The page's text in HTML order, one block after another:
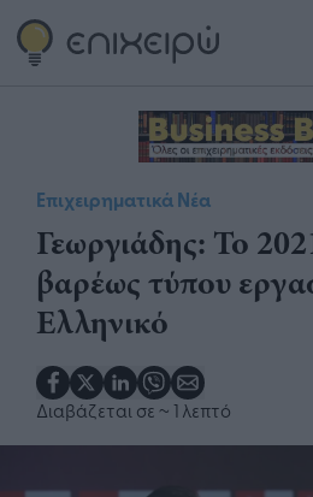
Επιχειρηματικά Νέα
Γεωργιάδης: Το
βαρέως τύπου
Ελληνικό
Διαβάζεται σε ~ 1 λεπτό